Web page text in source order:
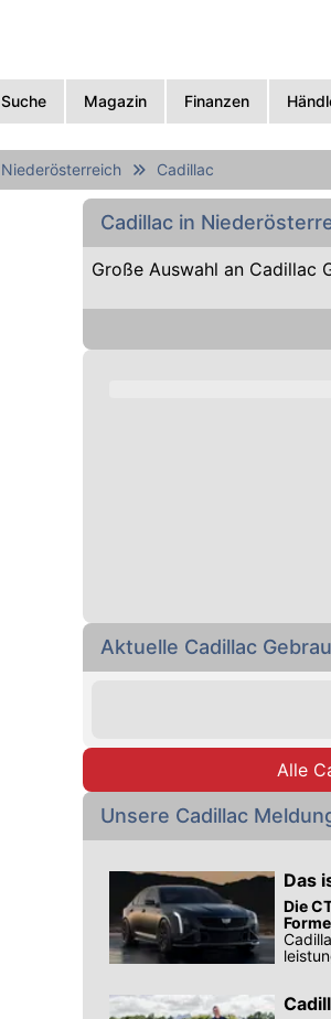
Suche Magazin Finanzen
Niederösterreich Cadillac
Cadillac in
Große Auswahl an Cadillac
Aktuelle Cadillac
Alle
Unsere Cadillac
Das
ein
Die